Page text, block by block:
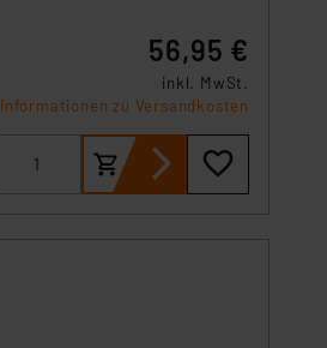
56,95 €
inkl. MwSt.
Informationen zu Versandkosten